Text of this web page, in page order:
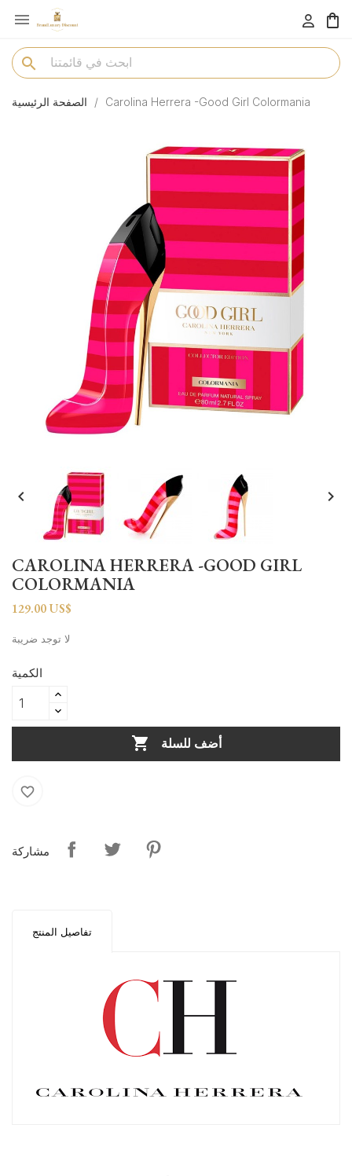
menu 
search
الصفحة الرئيسية Carolina Herrera -Good Girl Colormania
 
CAROLINA HERRERA -GOOD GIRL
COLORMANIA
129.00 US$
لا توجد ضريبة
الكمية
 أضف للسلة
favorite_border
مشاركة
تفاصيل المنتج